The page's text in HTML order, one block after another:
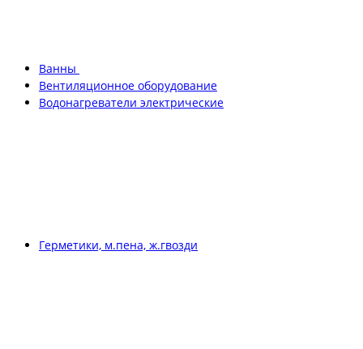
Ванны
Вентиляционное оборудование
Водонагреватели электрические
Герметики, м.пена, ж.гвозди